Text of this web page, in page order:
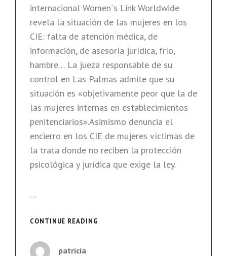
internacional Women`s Link Worldwide
revela la situación de las mujeres en los
CIE: falta de atención médica, de
información, de asesoría jurídica, frío,
hambre… La jueza responsable de su
control en Las Palmas admite que su
situación es «objetivamente peor que la de
las mujeres internas en establecimientos
penitenciarios».Asimismo denuncia el
encierro en los CIE de mujeres víctimas de
la trata donde no reciben la protección
psicológica y jurídica que exige la ley.
…
CONTINUE READING
patricia